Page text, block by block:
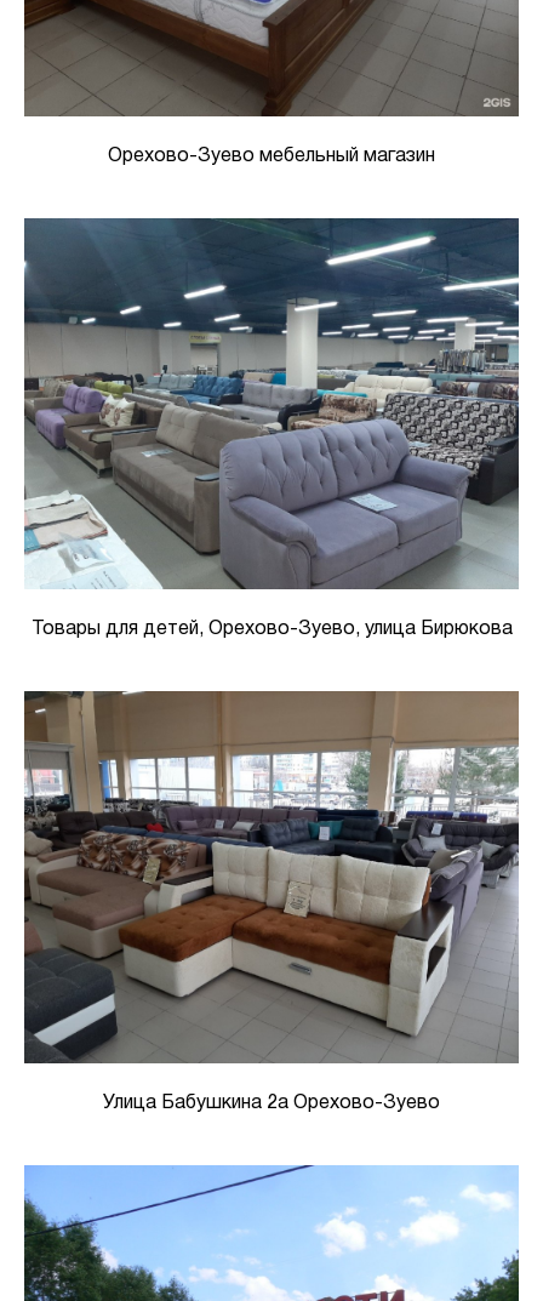
Орехово-Зуево мебельный магазин
Товары для детей, Орехово-Зуево, улица Бирюкова
Улица Бабушкина 2а Орехово-Зуево